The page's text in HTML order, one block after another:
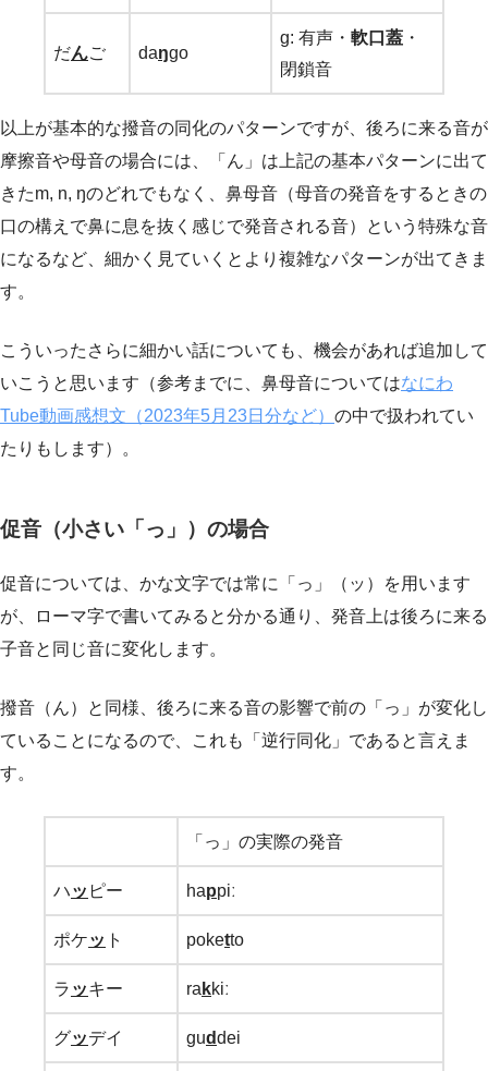
だんご daŋgo
g: 有声・ 軟口蓋 ・
閉鎖音
以上が基本的な撥音の同化のパターンですが、後ろに来る音が
摩擦音や母音の場合には、「ん」は上記の基本パターンに出て
きたm, n, ŋのどれでもなく、鼻母音（母音の発音をするときの
口の構えで鼻に息を抜く感じで発音される音）という特殊な音
になるなど、細かく見ていくとより複雑なパターンが出てきま
す。
こういったさらに細かい話についても、機会があれば追加して
いこうと思います（参考までに、鼻母音についてはなにわ
Tube動画感想文（2023年5月23日分など） の中で扱われてい
たりもします）。
促音（小さい「っ」）の場合
促音については、かな文字では常に「っ」（ッ）を用います
が、ローマ字で書いてみると分かる通り、発音上は後ろに来る
子音と同じ音に変化します。
撥音（ん）と同様、後ろに来る音の影響で前の「っ」が変化し
ていることになるので、これも「逆行同化」であると言えま
す。
「っ」の実際の発音
ハッ ピー happiː
ポケッ ト poketto
ラ ッキー ra kkiː
グッデイ guddei